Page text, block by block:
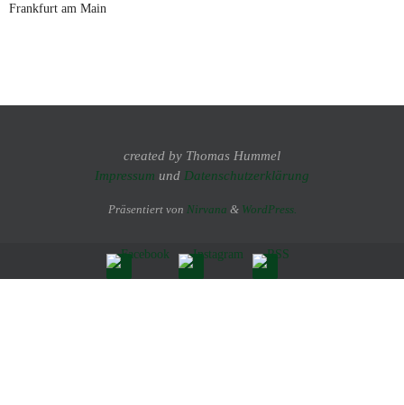
Frankfurt am Main
created by Thomas Hummel
Impressum und Datenschutzerklärung
Präsentiert von Nirvana & WordPress.